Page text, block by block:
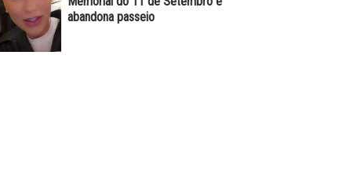
abandona passeio